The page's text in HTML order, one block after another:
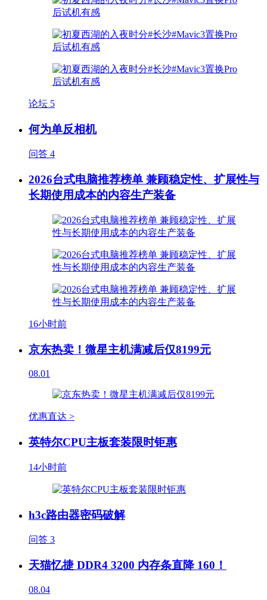
论坛 5
何为单反相机
问答 4
2026台式电脑推荐榜单 兼顾稳定性、扩展性与
长期使用成本的内容生产装备
16小时前
京东热卖！微星主机满减后仅8199元
08.01
优惠直达 >
英特尔CPU主板套装限时钜惠
14小时前
h3c路由器密码破解
问答 3
天猫忆捷 DDR4 3200 内存条直降 160！
08.04